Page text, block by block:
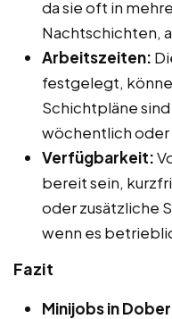
da sie oft in
Nachtschichten,
Arbeitszeiten:
festgelegt,
Schichtpläne
wöchentlich oder
Verfügbarkeit:
bereit sein,
oder zusätzliche
wenn es
Fazit
Minijobs in